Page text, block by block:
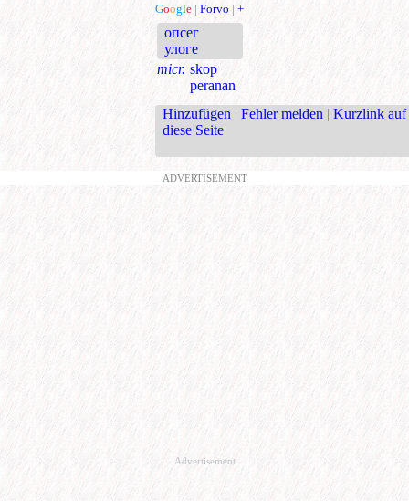
Google | Forvo | +
опсег
улоге
micr. skop
peranan
Hinzufügen | Fehler melden | Kurzlink auf
diese Seite
ADVERTISEMENT
Advertisement